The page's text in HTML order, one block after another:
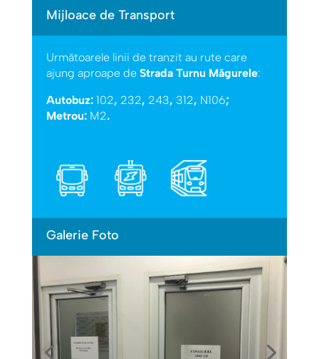
Mijloace de Transport
Următoarele linii de tranzit au rute care
ajung aproape de Strada Turnu Măgurele:
Autobuz: 102, 232, 243, 312, N106;
Metrou: M2.
Galerie Foto